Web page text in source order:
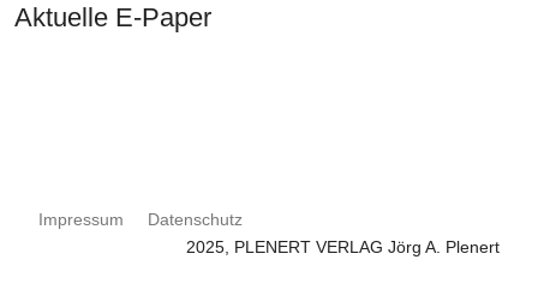
Aktuelle E-Paper
Impressum
Datenschutz
2025, PLENERT VERLAG Jörg A. Plenert